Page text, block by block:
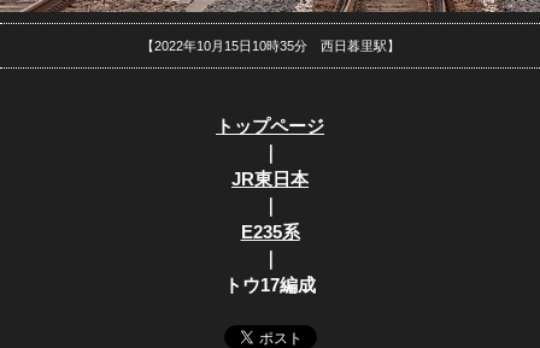
【2022年10月15日10時35分 西日暮里駅】
トップページ
｜
JR東日本
｜
E235系
｜
トウ17編成